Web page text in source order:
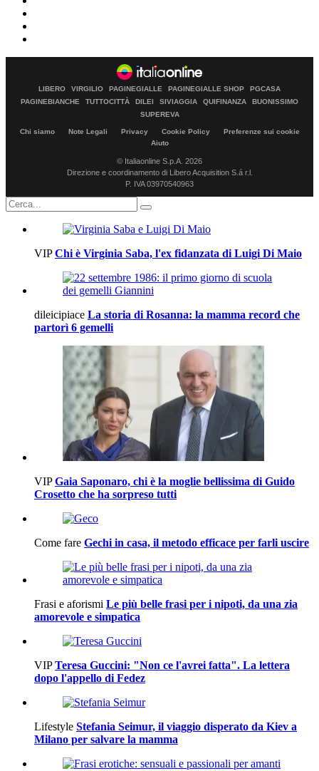
LIBERO VIRGILIO PAGINEGIALLE PAGINEGIALLE SHOP
PGCASA
PAGINEBIANCHE
TUTTOCITTÀ DILEI SIVIAGGIA QUIFINANZA
BUONISSIMO
SUPEREVA
Chi siamo Note Legali Privacy Cookie Policy
Preferenze sui cookie
Aiuto
© Italiaonline S.p.A. 2026
Direzione e coordinamento di Libero Acquisition S.á r.l.
P. IVA 03970540963
VIP Chi è Virginia Saba, l'ex fidanzata di Luigi Di Maio
dileicipiace La storia di Rosanna: la mamma record che
partorì 6 gemelli
VIP Gaia Saponaro, chi è la moglie bellissima di Guido
Crosetto che ha sorpreso tutti
Come fare Gechi in casa, il metodo efficace per farli uscire
Frasi e aforismi Le più belle frasi per i nipoti, da una zia
amorevole e simpatica
VIP Teresa Guccini: "Non ce l'avrei fatta". La lettera
dopo l'appello di Fedez
Lifestyle Stefania Seimur, il viaggio disperato da Kiev a
Milano per salvare la mamma